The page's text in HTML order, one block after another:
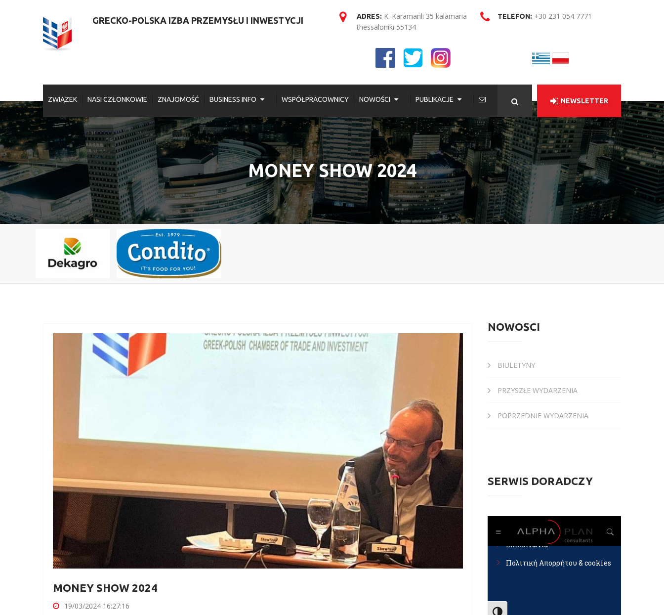
GRECKO-POLSKA IZBA PRZEMYSŁU I INWESTYCJI ADRES: K. Karamanli 35 kalamaria
thessaloniki 55134
TELEFON: +30 231 054 7771
ZWIĄZEK NASI CZŁONKOWIE ZNAJOMOŚĆ BUSINESS INFO WSPÓŁPRACOWNICY NOWOŚCI PUBLIKACJE NEWSLETTER
MONEY SHOW 2024
MONEY SHOW 2024
19/03/2024 16:27:16
NOWOŚCI
BIULETYNY
PRZYSZŁE WYDARZENIA
POPRZEDNIE WYDARZENIA
SERWIS DORADCZY